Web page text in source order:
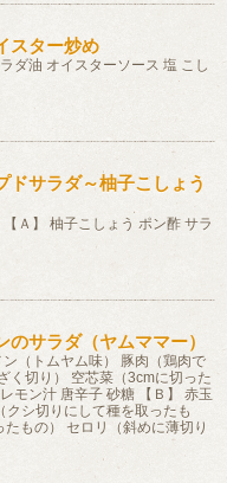
スター炒め
ダ油 オイスターソース 塩 こし
ドサラダ～柚子こしょう
Ａ】 柚子こしょう ポン酢 サラ
サラダ（ヤムママー）
（トムヤム味） 豚肉（鶏肉で
く切り） 空芯菜（3cmに切った
モン汁 唐辛子 砂糖 【Ｂ】 赤玉
シ切りにして種を取ったも
もの） セロリ（斜めに薄切り